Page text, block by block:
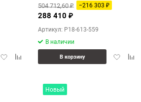
ДобавитьДобавить
504 712,60₽ −216 303 ₽
288 410 ₽
Артикул: P18-613-559
В наличии
В корзину
Новый